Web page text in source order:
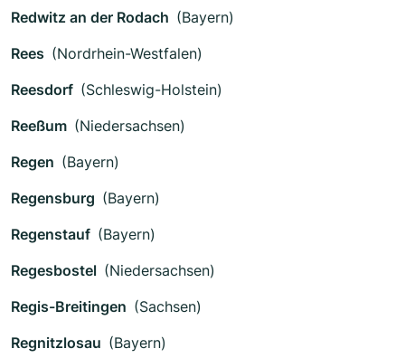
Redwitz an der Rodach (Bayern)
Rees (Nordrhein-Westfalen)
Reesdorf (Schleswig-Holstein)
Reeßum (Niedersachsen)
Regen (Bayern)
Regensburg (Bayern)
Regenstauf (Bayern)
Regesbostel (Niedersachsen)
Regis-Breitingen (Sachsen)
Regnitzlosau (Bayern)